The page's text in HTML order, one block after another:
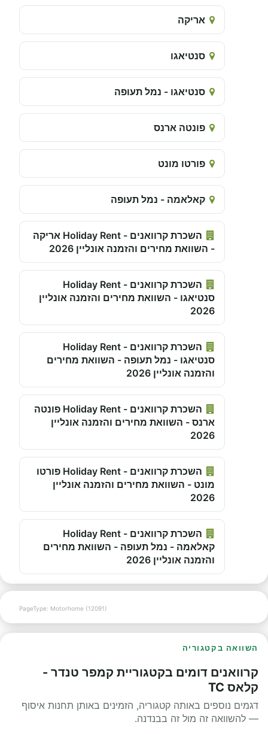
אריקה
סנטיאגו
סנטיאגו - נמל תעופה
פונטה ארנס
פורטו מונט
קאלאמה - נמל תעופה
השכרת קרוואנים - Holiday Rent אריקה
- השוואת מחירים והזמנה אונליין 2026
השכרת קרוואנים - Holiday Rent
סנטיאגו - השוואת מחירים והזמנה אונליין
2026
השכרת קרוואנים - Holiday Rent
סנטיאגו - נמל תעופה - השוואת מחירים
והזמנה אונליין 2026
השכרת קרוואנים - Holiday Rent פונטה
ארנס - השוואת מחירים והזמנה אונליין
2026
השכרת קרוואנים - Holiday Rent פורטו
מונט - השוואת מחירים והזמנה אונליין
2026
השכרת קרוואנים - Holiday Rent
קאלאמה - נמל תעופה - השוואת מחירים
והזמנה אונליין 2026
PageType: Motorhome (12091)
השוואה בקטגוריה
קרוואנים דומים בקטגוריית קמפר טנדר -
קלאס TC
דגמים נוספים באותה קטגוריה, הזמינים באותן תחנות איסוף
— להשוואה זה מול זה בבנדנה.